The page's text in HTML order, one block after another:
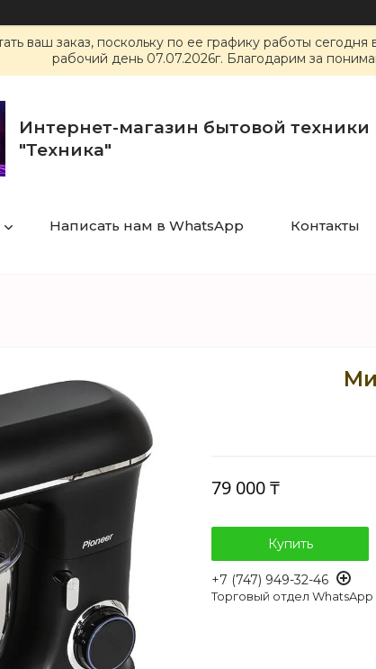
ваш заказ, поскольку по ее графику работы
рабочий день 07.07.2026г. Благодарим за
Интернет-магазин бытовой техники
"Техника"
Написать нам в WhatsApp Контакты
79 000 ₸
Купить
+7 (747) 949-32-46
Торговый отдел WhatsApp